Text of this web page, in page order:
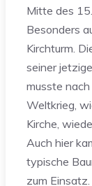
Mitte des
Besonders
Kirchturm.
seiner
musste
Weltkrieg,
Kirche,
Auch hier
typische
zum Einsatz.